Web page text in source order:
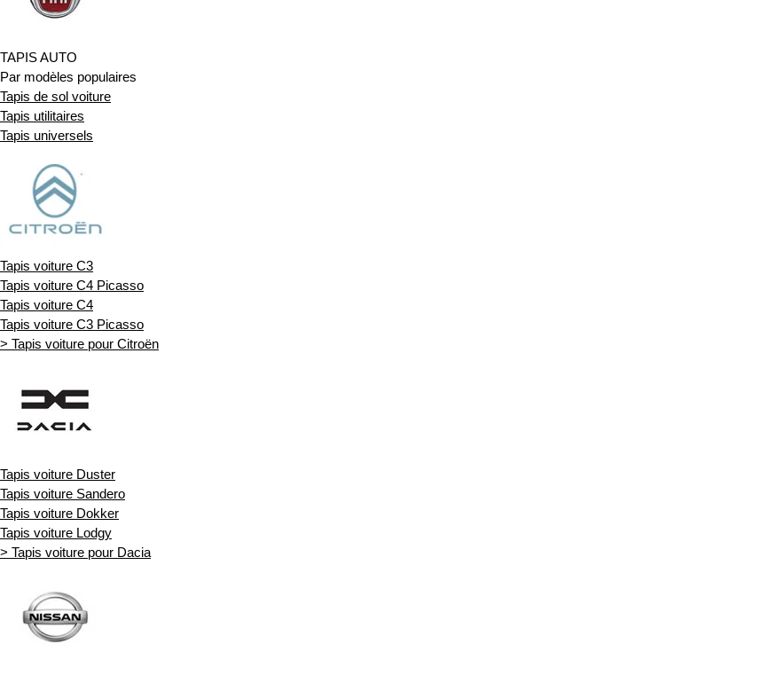
TAPIS AUTO
Par modèles populaires
Tapis de sol voiture
Tapis utilitaires
Tapis universels
Tapis voiture C3
Tapis voiture C4 Picasso
Tapis voiture C4
Tapis voiture C3 Picasso
> Tapis voiture pour Citroën
Tapis voiture Duster
Tapis voiture Sandero
Tapis voiture Dokker
Tapis voiture Lodgy
> Tapis voiture pour Dacia